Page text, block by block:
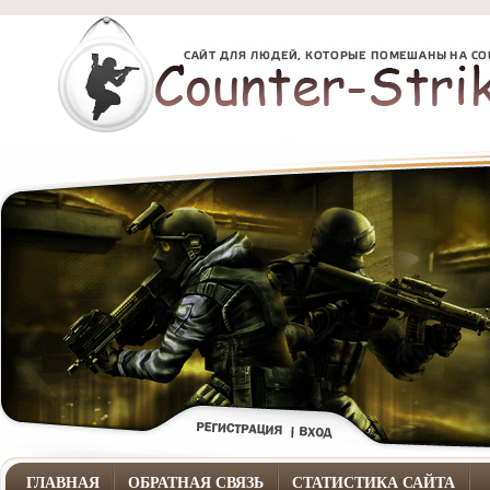
ГЛАВНАЯ ОБРАТНАЯ СВЯЗЬ СТАТИСТИКА САЙТА